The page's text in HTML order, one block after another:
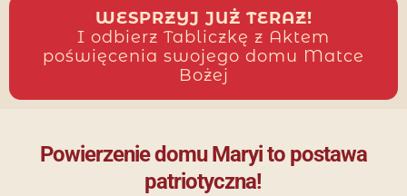
WESPRZYJ JUŻ TERAZ!
I odbierz Tabliczkę z Aktem
poświęcenia swojego domu Matce
Bożej
Powierzenie domu Maryi to postawa
patriotyczna!